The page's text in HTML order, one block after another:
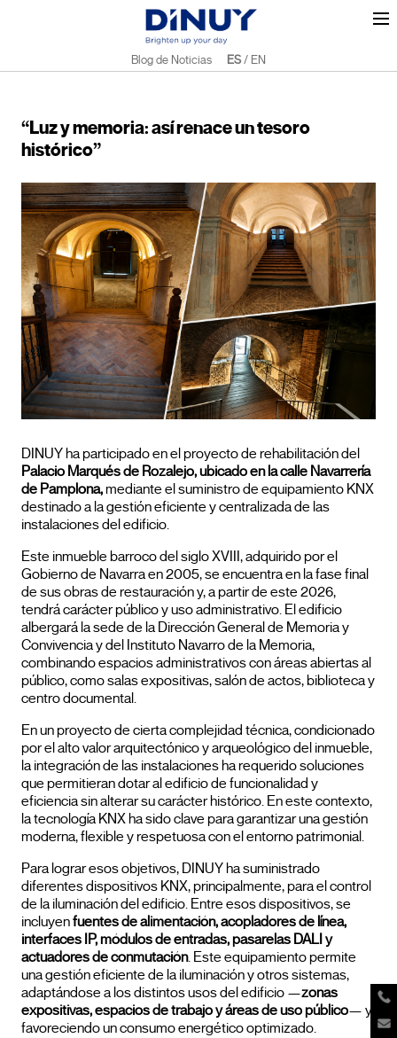
Blog de Noticias ES/ EN
“Luz y memoria: así renace un tesoro
histórico”
DINUY ha participado en el proyecto de rehabilitación del
Palacio Marqués de Rozalejo, ubicado en la calle Navarrería
de Pamplona,mediante el suministro de equipamiento KNX
destinado a la gestión eficiente y centralizada de las
instalaciones del edificio.
Este inmueble barroco del siglo XVIII, adquirido por el
Gobierno de Navarra en 2005, se encuentra en la fase final
de sus obras de restauración y, a partir de este 2026,
tendrá carácter público y uso administrativo. El edificio
albergará la sede de la Dirección General de Memoria y
Convivencia y del Instituto Navarro de la Memoria,
combinando espacios administrativos con áreas abiertas al
público, como salas expositivas, salón de actos, biblioteca y
centro documental.
En un proyecto de cierta complejidad técnica, condicionado
por el alto valor arquitectónico y arqueológico del inmueble,
la integración de las instalaciones ha requerido soluciones
que permitieran dotar al edificio de funcionalidad y
eficiencia sin alterar su carácter histórico. En este contexto,
la tecnología KNX ha sido clave para garantizar una gestión
moderna, flexible y respetuosa con el entorno patrimonial.
Para lograr esos objetivos, DINUY ha suministrado
diferentes dispositivos KNX, principalmente, para el control
de la iluminación del edificio. Entre esos dispositivos, se
incluyenfuentes de alimentación, acopladores de línea,
interfaces IP, módulos de entradas, pasarelas DALI y
actuadores de conmutación. Este equipamiento permite
una gestión eficiente de la iluminación y otros sistemas,
adaptándose a los distintos usos del edificio —zonas
expositivas, espacios de trabajo y áreas de uso público— y
favoreciendo un consumo energético optimizado.